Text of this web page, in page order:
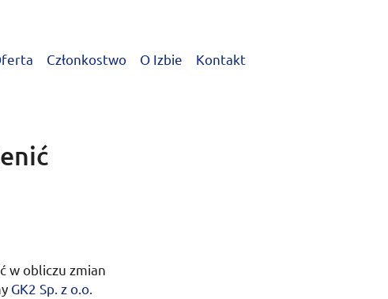
Członkostwo O Izbie Kontakt
w obliczu zmian
GK2 Sp. zo.o.